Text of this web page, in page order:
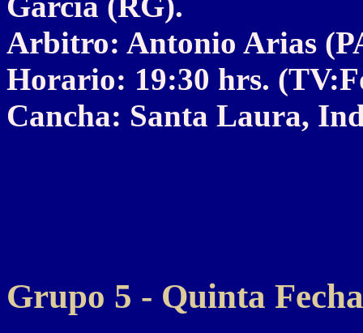
Arbitro: Antonio Arias
Horario: 19:30 hrs.
Cancha: Santa Laura,
Grupo 5 - Quinta Fecha